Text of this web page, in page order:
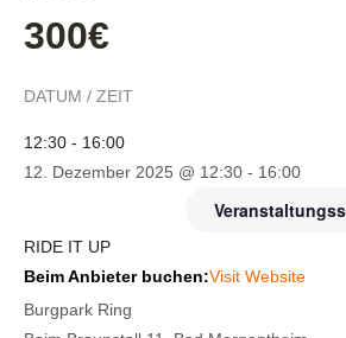
300€
DATUM / ZEIT
12:30 - 16:00
12. Dezember 2025 @ 12:30 - 16:00
RIDE IT UP
Beim Anbieter buchen:Visit Website
Burgpark Ring